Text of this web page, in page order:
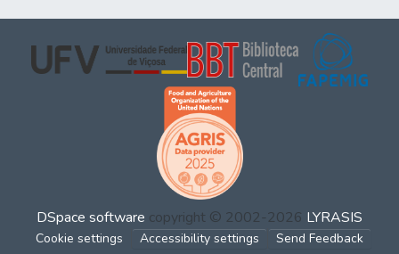
DSpace software copyright © 2002-2026 LYRASIS
Cookie settings Accessibility settings Send Feedback